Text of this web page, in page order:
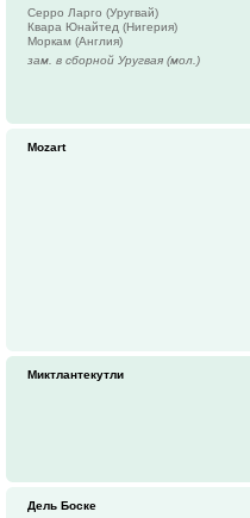
Серро Ларго (Уругвай)
Квара Юнайтед (Нигерия)
Моркам (Англия)
зам. в сборной Уругвая (мол.)
Mozart
Миктлантекутли
Дель Боске